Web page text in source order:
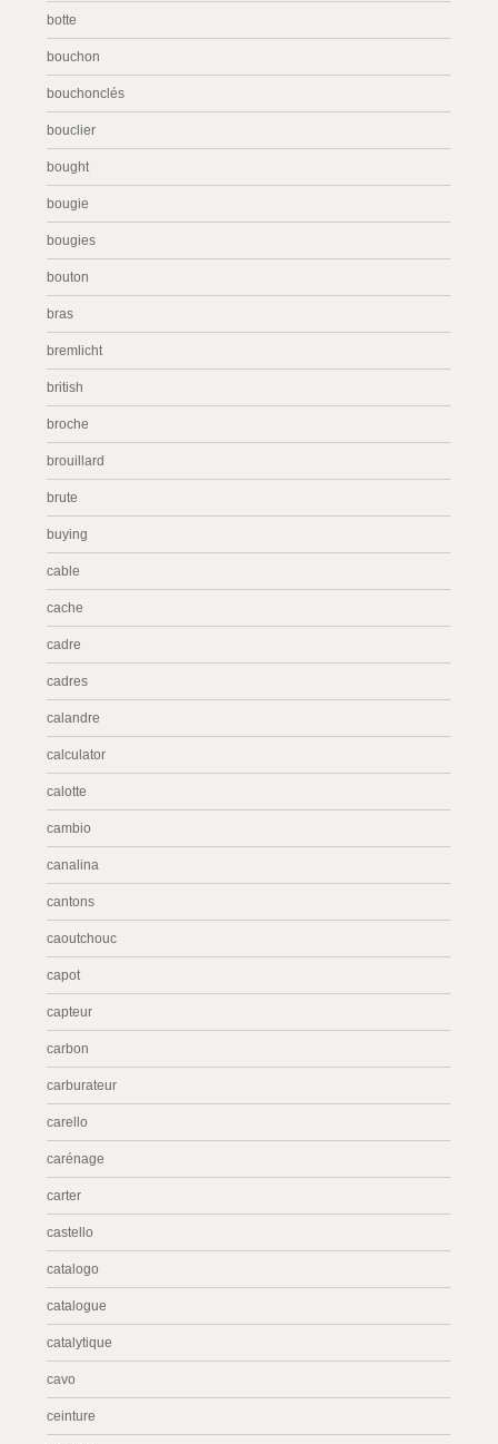
botte
bouchon
bouchonclés
bouclier
bought
bougie
bougies
bouton
bras
bremlicht
british
broche
brouillard
brute
buying
cable
cache
cadre
cadres
calandre
calculator
calotte
cambio
canalina
cantons
caoutchouc
capot
capteur
carbon
carburateur
carello
carénage
carter
castello
catalogo
catalogue
catalytique
cavo
ceinture